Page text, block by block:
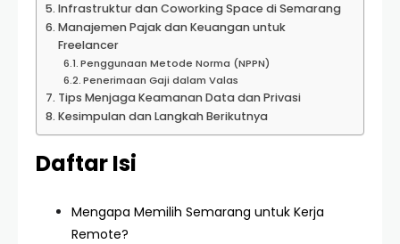
Infrastruktur dan Coworking Space di Semarang
Manajemen Pajak dan Keuangan untuk
Freelancer
Penggunaan Metode Norma (NPPN)
Penerimaan Gaji dalam Valas
Tips Menjaga Keamanan Data dan Privasi
Kesimpulan dan Langkah Berikutnya
Daftar Isi
Mengapa Memilih Semarang untuk Kerja
Remote?